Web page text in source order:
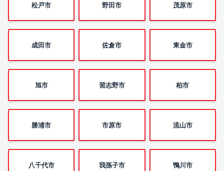
松戸市 野田市 茂原市
成田市 佐倉市 東金市
旭市 習志野市 柏市
勝浦市 市原市 流山市
八千代市 我孫子市 鴨川市